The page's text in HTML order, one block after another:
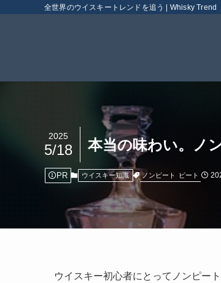
全世界のウイスキートレンドを追う | Whisky Trend
本当の味わい。ノ
2025
5/18
PR ウイスキー知識 ノンピート ピート
ウイスキー初心者にとってノンピー